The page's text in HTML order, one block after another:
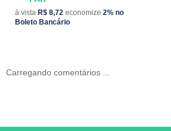
à vista R$ 8,72 economize 2% no
Boleto Bancário
Carregando comentários ...